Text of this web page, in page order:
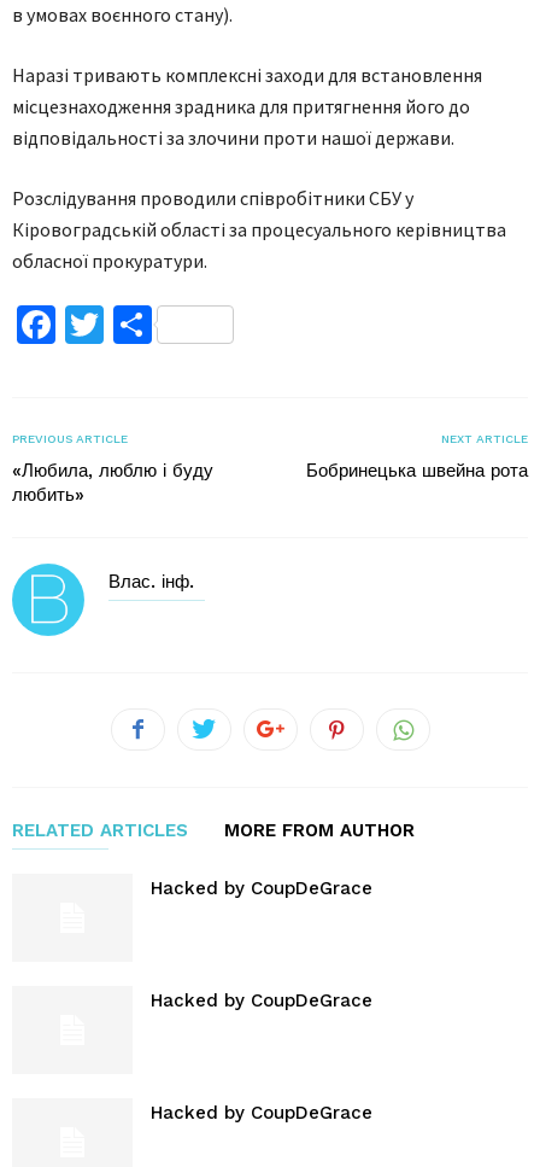
в умовах воєнного стану).
Наразі тривають комплексні заходи для встановлення
місцезнаходження зрадника для притягнення його до
відповідальності за злочини проти нашої держави.
Розслідування проводили співробітники СБУ у
Кіровоградській області за процесуального керівництва
обласної прокуратури.
Facebook
TwitterПоділитися
PREVIOUS ARTICLE
«Любила, люблю і буду
любить»
NEXT ARTICLE
Бобринецька швейна рота
Влас. інф.
RELATED ARTICLES MORE FROM AUTHOR
Hacked by CoupDeGrace
Hacked by CoupDeGrace
Hacked by CoupDeGrace